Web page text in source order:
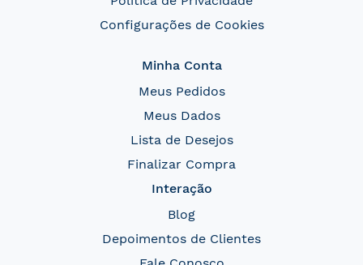
Configurações de Cookies
Minha Conta
Meus Pedidos
Meus Dados
Lista de Desejos
Finalizar Compra
Interação
Blog
Depoimentos de Clientes